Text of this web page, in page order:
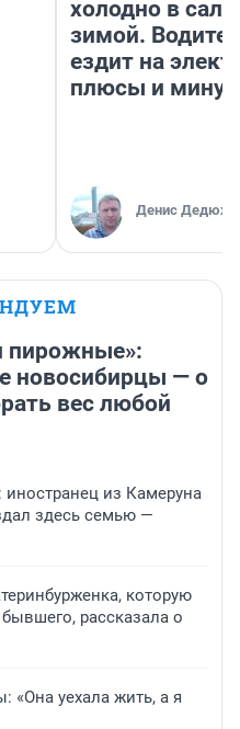
холодно в
зимой.
ездит на
плюсы и
Денис
пирожные»:
новосибирцы — о
вес любой
из Камеруна
здесь семью —
которую
рассказала о
«Она уехала жить, а я